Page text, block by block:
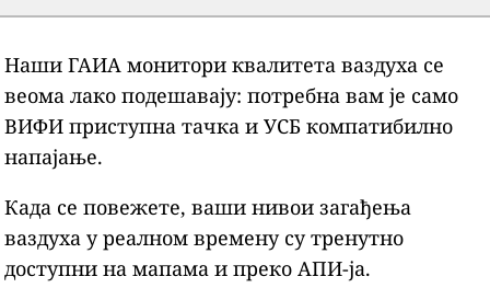
Наши ГАИА монитори квалитета ваздуха се
веома лако подешавају: потребна вам је само
ВИФИ приступна тачка и УСБ компатибилно
напајање.
Када се повежете, ваши нивои загађења
ваздуха у реалном времену су тренутно
доступни на мапама и преко АПИ-ја.